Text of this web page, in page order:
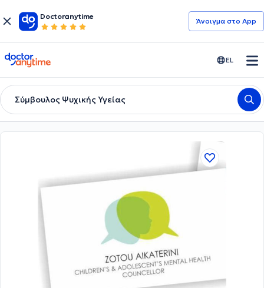
Doctoranytime
Άνοιγμα στο App
doctoranytime EL
Σύμβουλος Ψυχικής Υγείας